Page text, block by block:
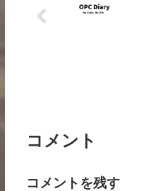
コメント
コメントを残す